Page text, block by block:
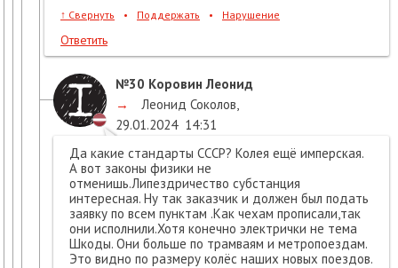
↑ Свернуть • Поддержать • Нарушение
Ответить
№30 Коровин Леонид
→
Леонид Соколов
29.01.2024 14:31
Да какие стандарты СССР? Колея ещё имперская.
А вот законы физики не
отменишь.Липездричество субстанция
интересная. Ну так заказчик и должен был подать
заявку по всем пунктам .Как чехам прописали,так
они исполнили.Хотя конечно электрички не тема
Шкоды. Они больше по трамваям и метропоездам.
Это видно по размеру колёс наших новых поездов.